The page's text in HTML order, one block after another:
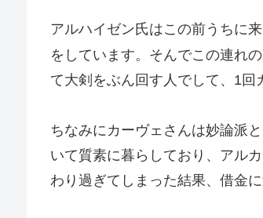
アルハイゼン氏はこの前うちに
をしています。そんでこの連れ
て大剣をぶん回す人でして、1回
ちなみにカーヴェさんは妙論派
いて質素に暮らしており、アル
わり過ぎてしまった結果、借金